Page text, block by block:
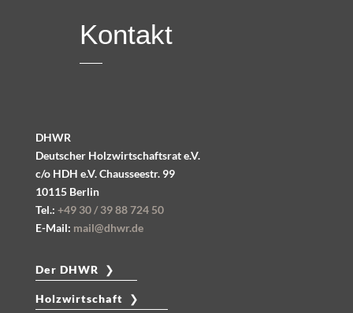
Kontakt
DHWR
Deutscher Holzwirtschaftsrat e.V.
c/o HDH e.V.Chausseestr. 99
10115 Berlin
Tel.: +49 30 / 39 88 724 50
E-Mail: mail@dhwr.de
Der DHWR ❯
Holzwirtschaft ❯